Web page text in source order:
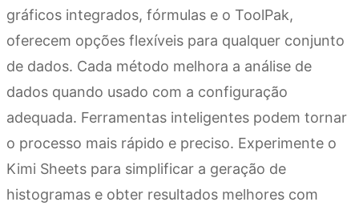
gráficos integrados, fórmulas e o ToolPak,
oferecem opções flexíveis para qualquer conjunto
de dados. Cada método melhora a análise de
dados quando usado com a configuração
adequada. Ferramentas inteligentes podem tornar
o processo mais rápido e preciso. Experimente o
Kimi Sheets para simplificar a geração de
histogramas e obter resultados melhores com